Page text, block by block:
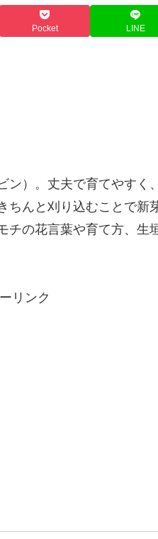
Pocket LINE
ン）。丈夫で育てやすく
ちんと刈り込むことで新
の花言葉や育て方、生
リンク